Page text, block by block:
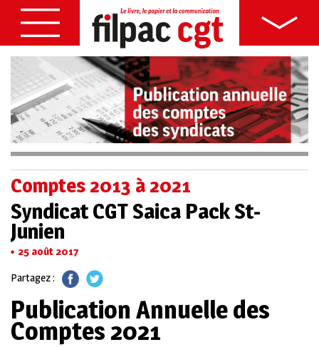
Comptes 2013 à 2021
Syndicat CGT Saica Pack St-
Junien
25 août 2017
Partagez :
Publication Annuelle des
Comptes 2021